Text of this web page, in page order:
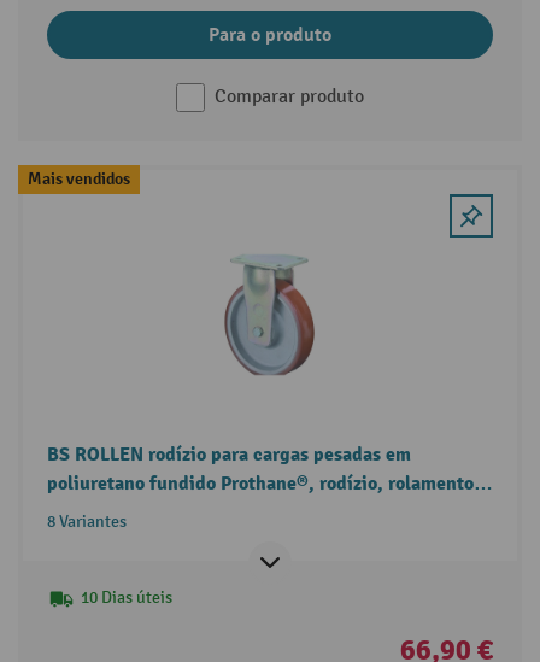
Para o produto
Comparar produto
Mais vendidos
BS ROLLEN rodízio para cargas pesadas em
poliuretano fundido Prothane®, rodízio, rolamentos
de esferas, placa, jante fundida
8 Variantes
10 Dias úteis
66,90 €